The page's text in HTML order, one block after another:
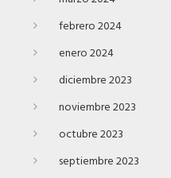
febrero 2024
enero 2024
diciembre 2023
noviembre 2023
octubre 2023
septiembre 2023